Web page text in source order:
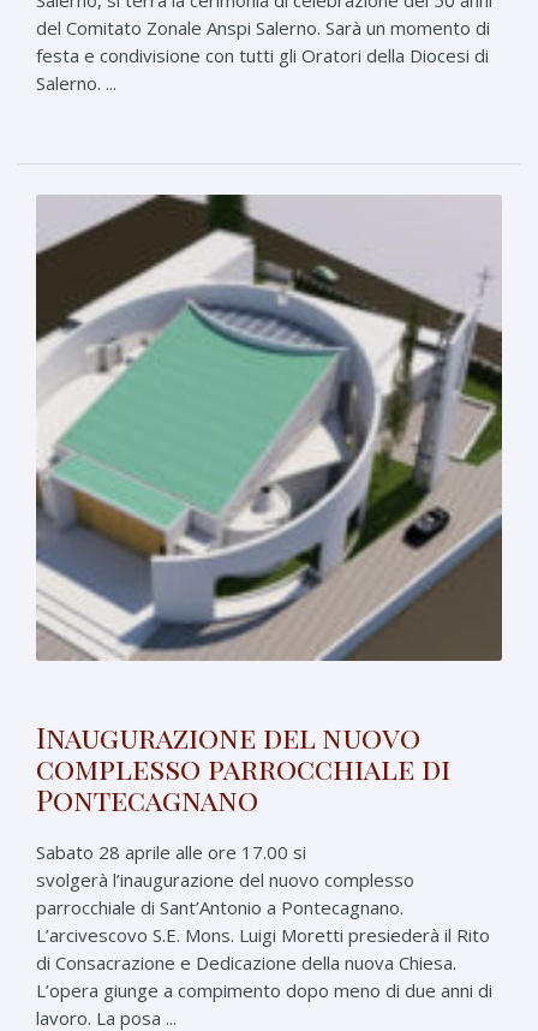
del Comitato Zonale Anspi Salerno. Sarà un momento di
festa e condivisione con tutti gli Oratori della Diocesi di
Salerno. ...
Inaugurazione del nuovo
complesso parrocchiale di
Pontecagnano
Sabato 28 aprile alle ore 17.00 si
svolgerà l’inaugurazione del nuovo complesso
parrocchiale di Sant’Antonio a Pontecagnano.
L’arcivescovo S.E. Mons. Luigi Moretti presiederà il Rito
di Consacrazione e Dedicazione della nuova Chiesa.
L’opera giunge a compimento dopo meno di due anni di
lavoro. La posa ...